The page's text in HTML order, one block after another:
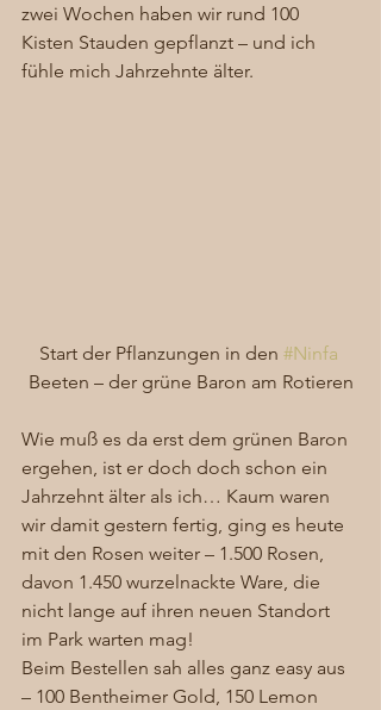
zwei Wochen haben wir rund 100
Kisten Stauden gepflanzt – und ich
fühle mich Jahrzehnte älter.
Start der Pflanzungen in den #Ninfa
Beeten – der grüne Baron am Rotieren
Wie muß es da erst dem grünen Baron
ergehen, ist er doch doch schon ein
Jahrzehnt älter als ich… Kaum waren
wir damit gestern fertig, ging es heute
mit den Rosen weiter – 1.500 Rosen,
davon 1.450 wurzelnackte Ware, die
nicht lange auf ihren neuen Standort
im Park warten mag!
Beim Bestellen sah alles ganz easy aus
– 100 Bentheimer Gold, 150 Lemon